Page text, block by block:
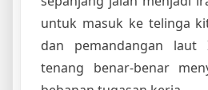
untuk masuk ke telinga
dan pemandangan laut
tenang benar-benar